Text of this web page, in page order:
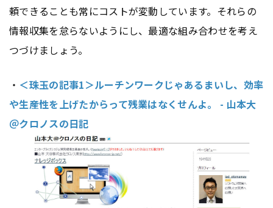
頼できることも常にコストが変動しています。それらの
情報収集を怠らないようにし、最適な組み合わせを考え
つづけましょう。
・ ＜珠玉の記事1＞ルーチンワークじゃあるまいし、効率
や生産性を上げたからって残業はなくせんよ。 - 山本大
＠クロノスの日記